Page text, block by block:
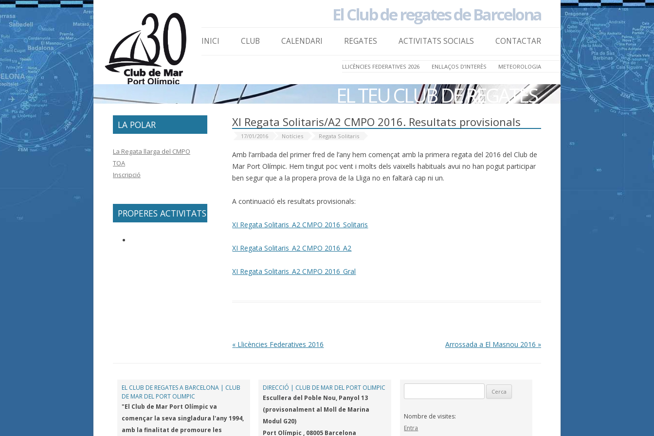
El Club de regates de Barcelona
Skip to
content
INICI CLUB CALENDARI REGATES ACTIVITATS SOCIALS CONTACTAR
LLICÈNCIES FEDERATIVES 2026 ENLLAÇOS D’INTERÈS METEOROLOGIA
EL TEU CLUB DE REGATES
XI Regata Solitaris/A2 CMPO 2016. Resultats provisionals
17/01/2016 Notícies Regata Solitaris
Amb l’arribada del primer fred de l’any hem començat amb la primera regata del 2016 del Club de
Mar Port Olímpic. Hem tingut poc vent i molts dels vaixells habituals avui no han pogut participar
ben segur que a la propera prova de la Lliga no en faltarà cap ni un.
A continuació els resultats provisionals:
XI Regata Solitaris_A2 CMPO 2016_Solitaris
XI Regata Solitaris_A2 CMPO 2016_A2
XI Regata Solitaris_A2 CMPO 2016_Gral
Post navigation
« Llicències Federatives 2016 Arrossada a El Masnou 2016 »
LA POLAR
La Regata llarga del CMPO
TOA
Inscripció
PROPERES ACTIVITATS
EL CLUB DE REGATES A BARCELONA | CLUB
DE MAR DEL PORT OLIMPIC
"El Club de Mar Port Olímpic va
començar la seva singladura l'any 1994,
amb la finalitat de promoure les
DIRECCIÓ | CLUB DE MAR DEL PORT OLIMPIC
Escullera del Poble Nou, Panyol 13
(provisonalment al Moll de Marina
Modul G20)
Port Olímpic , 08005 Barcelona
Nombre de visites:
Entra